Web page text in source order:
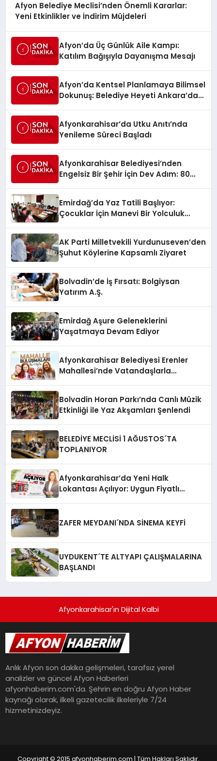
Afyon Belediye Meclisi’nden Önemli Kararlar:
Yeni Etkinlikler ve İndirim Müjdeleri
Afyon’da Üç Günlük Aile Kampı:
Katılım Bağışıyla Dayanışma Mesajı
Afyon’da Kentsel Planlamaya Bilimsel
Dokunuş: Belediye Heyeti Ankara’da
Afyonkarahisar’da Utku Anıtı’nda
Yenileme Süreci Başladı
Afyonkarahisar Belediyesi’nden
Engelsiz Bir Şehir İçin Dev Adım: 80
Emirdağ’da Yaz Tatili Başlıyor:
Çocuklar İçin Manevi Bir Yolculuk
AK Parti Milletvekili Yurdunuseven’den
Şuhut Köylerine Kapsamlı Ziyaret
Bolvadin’de İş Fırsatı: Bolgiysan
Yatırım A.Ş.
Emirdağ Aşure Geleneklerini
Yaşatmaya Devam Ediyor
Afyonkarahisar Belediyesi Erenler
Mahallesi’nde Vatandaşlarla
Bolvadin Horan Parkı’nda Canlı Müzik
Etkinliği ile Yaz Akşamları Şenlendi
BELEDİYE MECLİSİ 1 AĞUSTOS´TA
TOPLANIYOR
Afyonkarahisar’da Yeni Halk
Lokantası Açılıyor: Uygun Fiyatlı
ZAFER MEYDANI´NDA SİNEMA KEYFİ
UYDUKENT´TE ALTYAPI ÇALIŞMALARINA
BAŞLANDI
Afyonkarahisar'ın Dijital Kalbi
Anlık Afyon son dakika gelişmeleri, tarafsız yerel
analizler ve güncel Afyon Haberleri
afyonhaberim.com'da. Şehrin en doğru Afyon Haber
kaynağı olarak, ilkeli gazetecilik ilkeleriyle 7/24
hizmetinizdeyiz.
Copyright © 2015 afyonhaberim.com | Tüm Hakları Saklıdır.